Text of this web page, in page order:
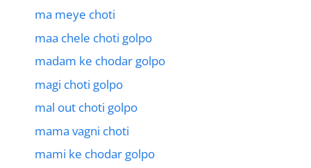
ma meye choti
maa chele choti golpo
madam ke chodar golpo
magi choti golpo
mal out choti golpo
mama vagni choti
mami ke chodar golpo